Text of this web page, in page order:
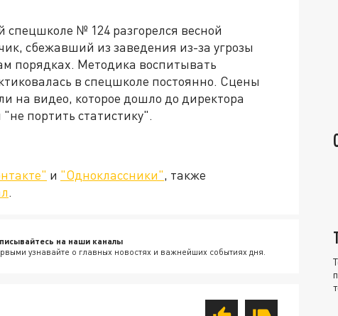
№ 124 разгорелся весной
сбежавший из заведения из-за угрозы
порядках. Методика воспитывать
в спецшколе постоянно. Сцены
на видео, которое дошло до директора
портить статистику".
и "Одноклассники", также
.
на наши каналы
узнавайте о главных новостях и важнейших событиях дня.